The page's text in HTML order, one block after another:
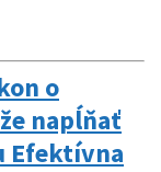
o
napĺňať
Efektívna